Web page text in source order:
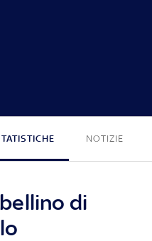
NOTIZIE
di